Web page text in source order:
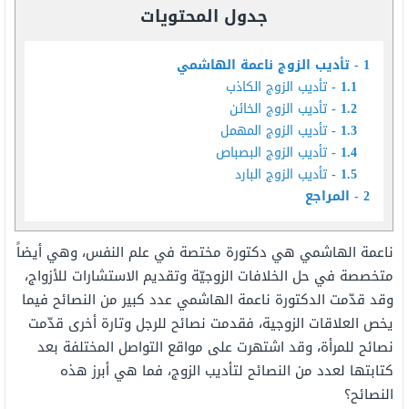
جدول المحتويات
1 تأديب الزوج ناعمة الهاشمي
1.1
تأديب الزوج الكاذب
1.2
تأديب الزوج الخائن
1.3
تأديب الزوج المهمل
1.4
تأديب الزوج البصباص
1.5
تأديب الزوج البارد
2 المراجع
ناعمة الهاشمي هي دكتورة مختصة في علم النفس، وهي أيضاً
متخصصة في حل الخلافات الزوجيّة وتقديم الاستشارات للأزواج،
وقد قدّمت الدكتورة ناعمة الهاشمي عدد كبير من النصائح فيما
يخص العلاقات الزوجية، فقدمت نصائح للرجل وتارة أخرى قدّمت
نصائح للمرأة، وقد اشتهرت على مواقع التواصل المختلفة بعد
كتابتها لعدد من النصائح لتأديب الزوج، فما هي أبرز هذه
النصائح؟